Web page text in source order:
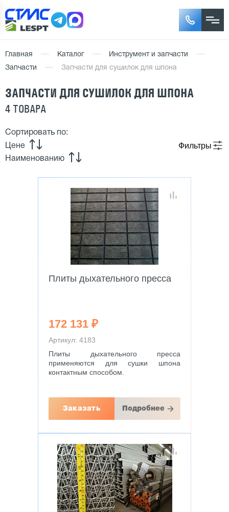
Главная Каталог
Инструмент и запчасти
Запчасти
Запчасти для сушилок для шпона
ЗАПЧАСТИ ДЛЯ СУШИЛОК ДЛЯ ШПОНА
4 ТОВАРА
Фильтры
Сортировать по:
Цене
Наименованию
Плиты дыхательного пресса
172 131 ₽
Артикул: 4183
Плиты дыхательного пресса
применяются для сушки шпона
контактным способом.
Заказать Подробнее